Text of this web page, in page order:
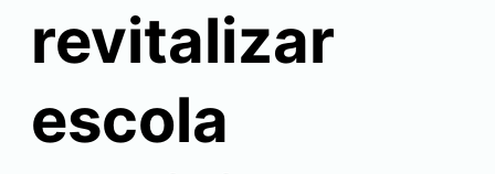
revitalizar
escola